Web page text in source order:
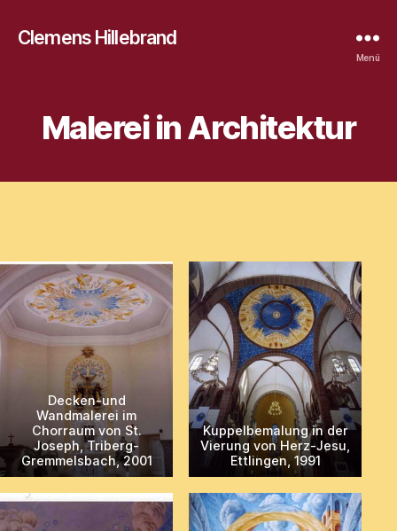
Clemens Hillebrand
Menü
Malerei in Architektur
Decken-und
Wandmalerei im
Chorraum von St.
Joseph, Triberg-
Gremmelsbach, 2001
Kuppelbemalung in der
Vierung von Herz-Jesu,
Ettlingen, 1991